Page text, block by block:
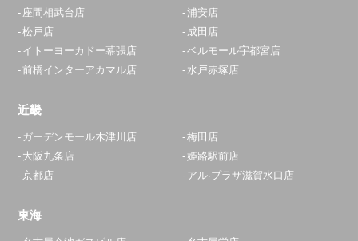
座間相武台店
浦安店
松戸店
成田店
イトーヨーカドー幕張店
ベルモール宇都宮店
前橋インターアカマル店
水戸赤塚店
近畿
ガーデンモール木津川店
梅田店
大阪九条店
姫路駅前店
京都店
アル·プラザ滋賀水口店
東海